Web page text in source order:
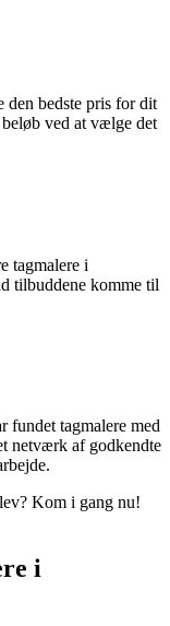
den bedste pris for dit
ved at vælge det
tagmalere i
tilbuddene komme til
fundet tagmalere med
netværk af godkendte
Kom i gang nu!
i